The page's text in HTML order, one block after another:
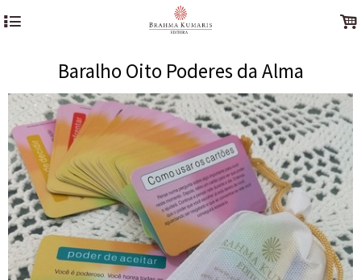
4 .
Baralho Oito Poderes da Alma